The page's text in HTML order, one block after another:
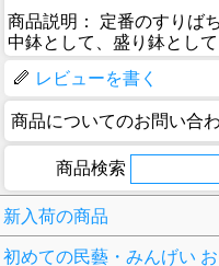
商品説明： 定番のすりばち
中鉢として、盛り鉢として
レビューを書く
商品についてのお問い合
商品検索
新入荷の商品
初めての民藝・みんげい